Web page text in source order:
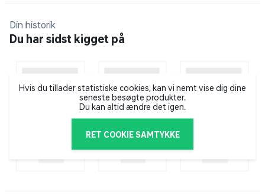
Egnet til børn og unge
Let og kompakt design
Kropslængde: op til 150 cm
Tovejs auto lock lynlås
Din historik
Du har sidst kigget på
Hvis du tillader statistiske cookies, kan vi nemt vise dig dine
seneste besøgte produkter.
Du kan altid ændre det igen.
RET COOKIE SAMTYKKE